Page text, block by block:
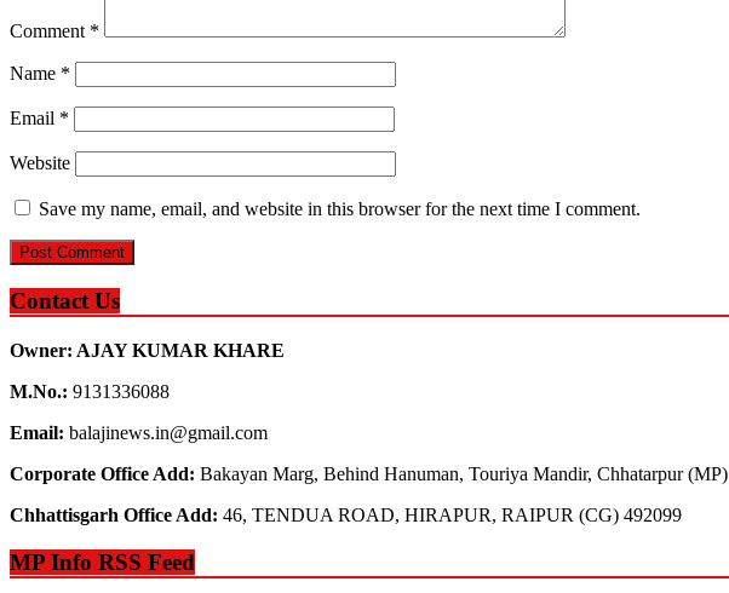
Comment *
Name *
Email *
Website
Save my name, email, and website in this browser for the next time I comment.
Contact Us
Owner: AJAY KUMAR KHARE
M.No.: 9131336088
Email: balajinews.in@gmail.com
Corporate Office Add: Bakayan Marg, Behind Hanuman, Touriya Mandir, Chhatarpur (MP)
Chhattisgarh Office Add: 46, TENDUA ROAD, HIRAPUR, RAIPUR (CG) 492099
MP Info RSS Feed